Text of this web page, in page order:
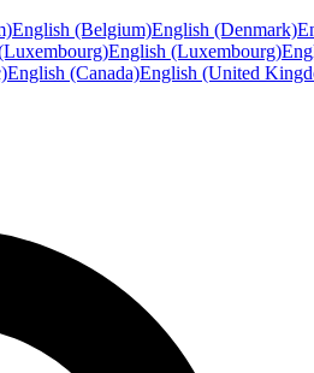
English (Belgium)English (Denmark)
English (Luxembourg)
English (Canada)English (United